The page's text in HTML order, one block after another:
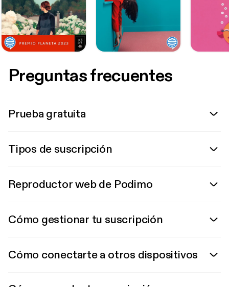
Preguntas frecuentes
Prueba gratuita
Tipos de suscripción
Reproductor web de Podimo
Cómo gestionar tu suscripción
Cómo conectarte a otros dispositivos